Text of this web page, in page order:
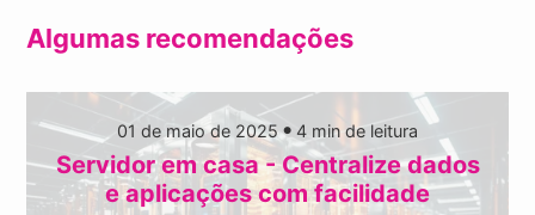
Algumas recomendações
01 de maio de 2025 ● 4 min de leitura
Servidor em casa - Centralize dados
e aplicações com facilidade